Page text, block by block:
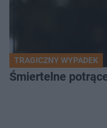
TRAGICZNY WYPADEK
Śmiertelne